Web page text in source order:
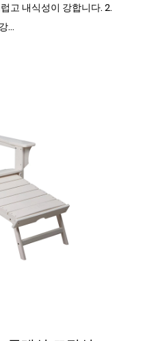
고 내식성이 강합니다. 2.
...